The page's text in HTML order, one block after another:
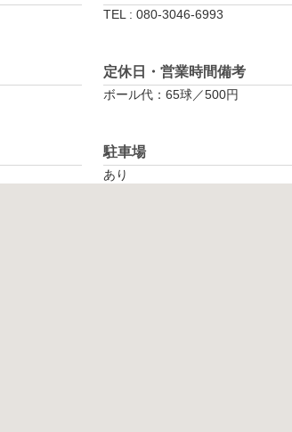
TEL : 080-3046-6993
定休日・営業時間備考
ボール代：65球／500円
駐車場
あり